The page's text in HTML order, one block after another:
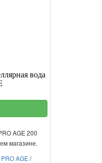
вода
AGE 200
магазине.
AGE /